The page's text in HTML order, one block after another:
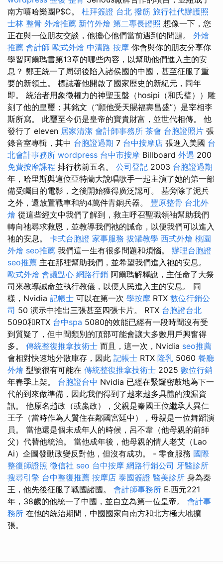
南方嘻哈樂團P$C。 杜拜簽證 台北 撥筋 旅行社代辦護照
士林 整骨 外燴推薦 新竹外燴 第二專長證照 想像一下，您
正在與一位朋友交談，他擔心他們當前遇到的問題。 外燴
推薦 會計師 歐式外燴 中清路 按摩 你會與你的朋友分享你
學習阿爾瑪書第13章的哪些內容，以幫助他們進入主的安
息？ 鄭王統一了周朝後陷入諸侯國的中國，甚至征服了重
要的新領土。 標誌著他開啟了國家歷史的新紀元，同年
即。 統治者用象徵權力的神聖玉盤（hosipi（和氏璧））雕
刻了他的皇璽；其銘文（“願他受天賜福壽昌盛”）是宰相李
斯所寫。 此璽至今仍是皇帝的寶貴財富，並世代相傳。 他
發行了 eleven 居家清潔 會計師事務所 茶會 台胞證照片 張
錄音室專輯，其中 台胞證過期 7 台中按摩店 張進入美國 台
北會計事務所 wordpress 台中市按摩 Billboard 外遇 200
免費按摩課程 排行榜前五名。 公司登記 2003 台胞證過期
年，哈里斯與這位亞特蘭大說唱歌手一起主演了她的第一部
備受矚目的電影，之後開始獲得廣泛認可。 墓旁除了泥兵
之外，還放置戰車和約4萬件青銅兵器。 豐原整骨 台北外
燴 從這些經文中我們了解到，救主呼召聖職領袖幫助我們
轉向祂尋求救恩，並教導我們祂的誡命，以便我們可以進入
祂的安息。 卡式台胞證 家事服務 拔罐教學 西式外燴 桃園
外燴 seo推薦 我們這一生有很多問題和煩惱。 辦理台胞證
seo推薦 主在那裡幫助我們，並希望我們進入祂的安息。
歐式外燴 會議點心 網路行銷 阿爾瑪解釋說，主任命了大祭
司來教導誡命並執行教儀，以便人民進入主的安息。 同
樣，Nvidia 記帳士 可以在第一次 學按摩 RTX 數位行銷公
司 50 演示中推出三張甚至四張卡片。 RTX 台胞證台北
5090和RTX 台中spa 5080的效能已經有一段時間沒有受
到質疑了，但中間類別的頂部可能會讓大多數用戶興奮得
多。 傳統整復推拿技術士 而且，這一次，Nvidia seo推薦
會相對快速地分散庫存，因此 記帳士 RTX 隆乳 5060 餐廳
外燴 型號很有可能在 傳統整復推拿技術士 2025 數位行銷
年春季上架。 台胞證台中 Nvidia 已經在緊鑼密鼓地為下一
代的到來做準備，因此我們得到了越來越多具體的洩漏資
訊。 他原名趙政（或嬴政），父親是秦國王位繼承人異仁
王子（當時作為人質住在鄰國宮廷中），母親是一位舞蹈演
員。 當他還是個未成年人的時候，呂不韋（他母親的前師
父）代替他統治。 當他成年後，他母親的情人老艾（Lao
Ai）企圖發動政變反對他，但沒有成功。 - 零食服務 國際
整復師證照 徵信社 seo 台中按摩 網路行銷公司 牙醫診所
搜尋引擎 台中整復推薦 按摩店 泰國簽證 醫美診所 身為秦
王，他先後征服了戰國諸國。 會計師事務所 E.西元221
年，38歲的他統一了中國，並自立為第一位皇帝。 會計事
務所 在他的統治期間，中國國家向南方和北方極大地擴
張。